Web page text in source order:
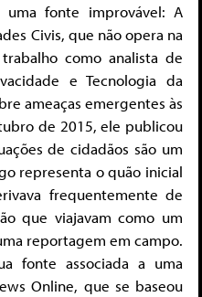
fonte improvável: A
Civis, que não opera na
como analista de
e Tecnologia da
ameaças emergentes às
de 2015, ele publicou
de cidadãos são um
representa o quão inicial
frequentemente de
que viajavam como um
reportagem em campo.
fonte associada a uma
Online, que se baseou